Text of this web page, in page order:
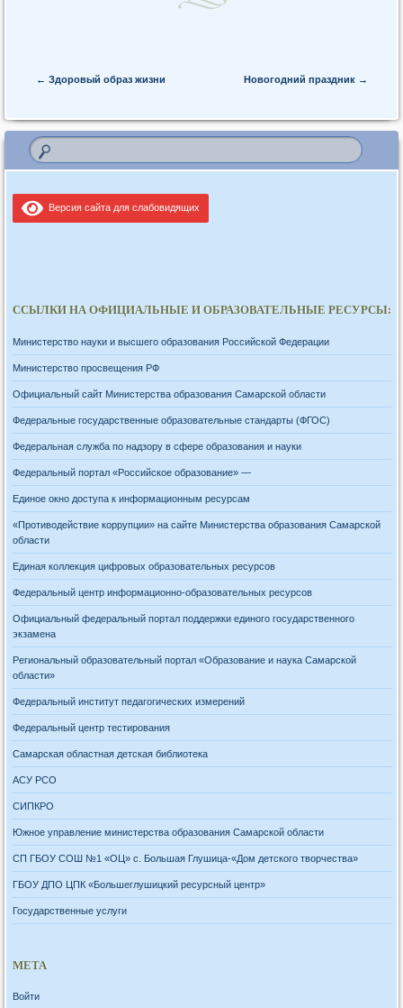
Post navigation
← Здоровый образ жизни Новогодний праздник →
Версия сайта для слабовидящих
ССЫЛКИ НА ОФИЦИАЛЬНЫЕ И ОБРАЗОВАТЕЛЬНЫЕ РЕСУРСЫ:
Министерство науки и высшего образования Российской Федерации
Министерство просвещения РФ
Официальный сайт Министерства образования Самарской области
Федеральные государственные образовательные стандарты (ФГОС)
Федеральная служба по надзору в сфере образования и науки
Федеральный портал «Российское образование» —
Единое окно доступа к информационным ресурсам
«Противодействие коррупции» на сайте Министерства образования Самарской
области
Единая коллекция цифровых образовательных ресурсов
Федеральный центр информационно-образовательных ресурсов
Официальный федеральный портал поддержки единого государственного
экзамена
Региональный образовательный портал «Образование и наука Самарской
области»
Федеральный институт педагогических измерений
Федеральный центр тестирования
Самарская областная детская библиотека
АСУ РСО
СИПКРО
Южное управление министерства образования Самарской области
СП ГБОУ СОШ №1 «ОЦ» с. Большая Глушица-«Дом детского творчества»
ГБОУ ДПО ЦПК «Большеглушицкий ресурсный центр»
Государственные услуги
МЕТА
Войти